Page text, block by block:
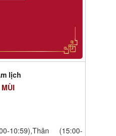
lịch
10:59),Thân (15:00-